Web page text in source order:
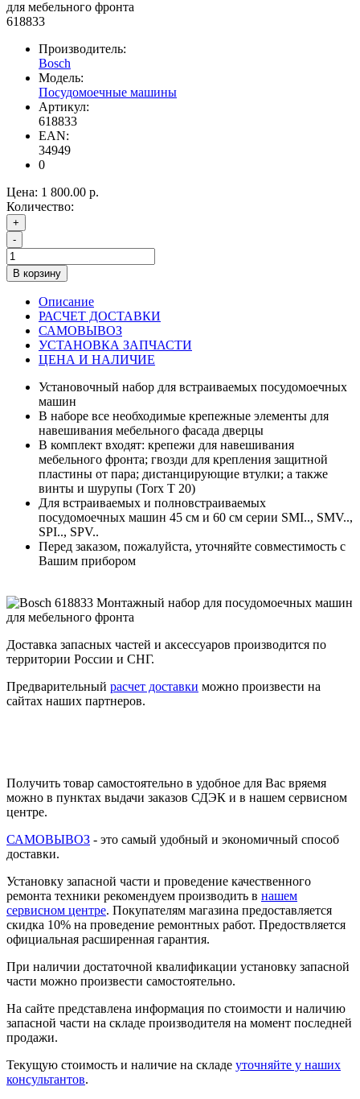
618833
Производитель:
Bosch
Модель:
Посудомоечные машины
Артикул:
618833
EAN:
34949
0
Цена: 1 800.00 р.
Количество:
+
-
В корзину
Описание
РАСЧЕТ ДОСТАВКИ
САМОВЫВОЗ
УСТАНОВКА ЗАПЧАСТИ
ЦЕНА И НАЛИЧИЕ
Установочный набор для встраиваемых посудомоечных
машин
В наборе все необходимые крепежные элементы для
навешивания мебельного фасада дверцы
В комплект входят: крепежи для навешивания
мебельного фронта; гвозди для крепления защитной
пластины от пара; дистанцирующие втулки; а также
винты и шурупы (Torx T 20)
Для встраиваемых и полновстраиваемых
посудомоечных машин 45 см и 60 см серии SMI.., SMV..,
SPI.., SPV..
Перед заказом, пожалуйста, уточняйте совместимость с
Вашим прибором
Доставка запасных частей и аксессуаров производится по
территории России и СНГ.
Предварительный расчет доставки можно произвести на
сайтах наших партнеров.
Получить товар самостоятельно в удобное для Вас вряемя
можно в пунктах выдачи заказов СДЭК и в нашем сервисном
центре.
САМОВЫВОЗ - это самый удобный и экономичный способ
доставки.
Установку запасной части и проведение качественного
ремонта техники рекомендуем производить в нашем
сервисном центре. Покупателям магазина предоставляется
скидка 10% на проведение ремонтных работ. Предоствляется
официальная расширенная гарантия.
При наличии достаточной квалификации установку запасной
части можно произвести самостоятельно.
На сайте представлена информация по стоимости и наличию
запасной части на складе производителя на момент последней
продажи.
Текущую стоимость и наличие на складе уточняйте у наших
консультантов.